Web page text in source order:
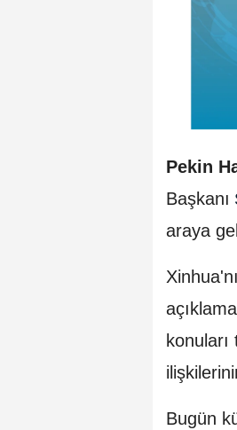
Pekin
Başkanı
araya
Bugün